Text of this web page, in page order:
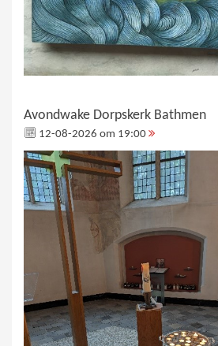
Avondwake Dorpskerk Bathmen
12-08-2026 om 19:00